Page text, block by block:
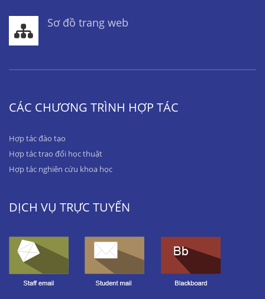
Sơ đồ trang web
CÁC CHƯƠNG TRÌNH HỢP TÁC
Hợp tác đào tạo
Hợp tác trao đổi học thuật
Hợp tác nghiên cứu khoa học
DỊCH VỤ TRỰC TUYẾN